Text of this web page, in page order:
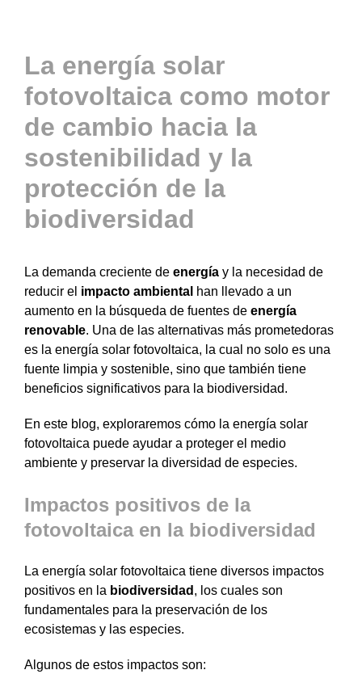
Contacto
ACCESO
La energía solar
fotovoltaica como motor
de cambio hacia la
sostenibilidad y la
protección de la
biodiversidad
La demanda creciente de energía y la necesidad de
reducir el impacto ambiental han llevado a un
aumento en la búsqueda de fuentes de energía
renovable. Una de las alternativas más prometedoras
es la energía solar fotovoltaica, la cual no solo es una
fuente limpia y sostenible, sino que también tiene
beneficios significativos para la biodiversidad.
En este blog, exploraremos cómo la energía solar
fotovoltaica puede ayudar a proteger el medio
ambiente y preservar la diversidad de especies.
Impactos positivos de la
fotovoltaica en la biodiversidad
La energía solar fotovoltaica tiene diversos impactos
positivos en la biodiversidad , los cuales son
fundamentales para la preservación de los
ecosistemas y las especies.
Algunos de estos impactos son: